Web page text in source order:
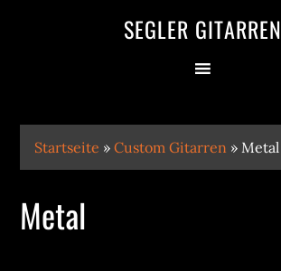
SEGLER GITARREN
Startseite »Custom Gitarren »Metal
Metal